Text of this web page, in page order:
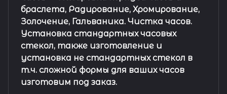
браслета, Радирование, Хромирование,
Золочение, Гальваника. Чистка часов.
Установка стандартных часовых
стекол, также изготовление и
установка не стандартных стекол в
т.ч. сложной формы для ваших часов
изготовим под заказ.